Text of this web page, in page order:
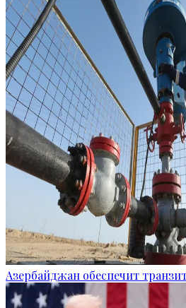
Азербайджан обеспечит